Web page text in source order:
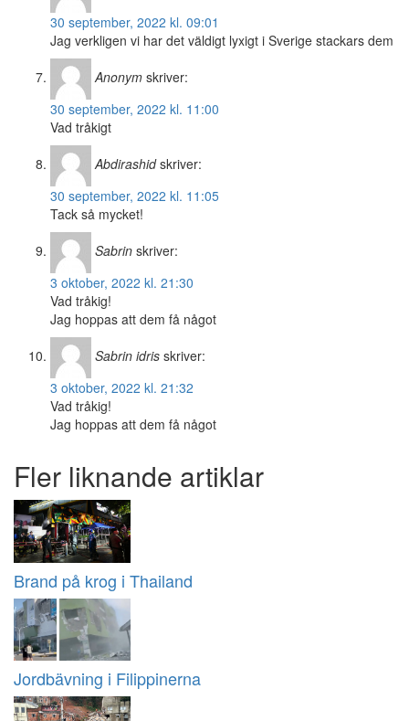
30 september, 2022 kl. 09:01
Jag verkligen vi har det väldigt lyxigt i Sverige stackars dem
Anonym skriver:
30 september, 2022 kl. 11:00
Vad tråkigt
Abdirashid skriver:
30 september, 2022 kl. 11:05
Tack så mycket!
Sabrin skriver:
3 oktober, 2022 kl. 21:30
Vad tråkig!
Jag hoppas att dem få något
Sabrin idris skriver:
3 oktober, 2022 kl. 21:32
Vad tråkig!
Jag hoppas att dem få något
Fler liknande artiklar
Brand på krog i Thailand
Jordbävning i Filippinerna